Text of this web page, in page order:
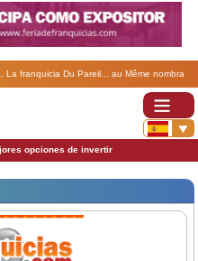
franquicia Du Pareil... au Même nombra
España y Portugal.
opciones de invertir